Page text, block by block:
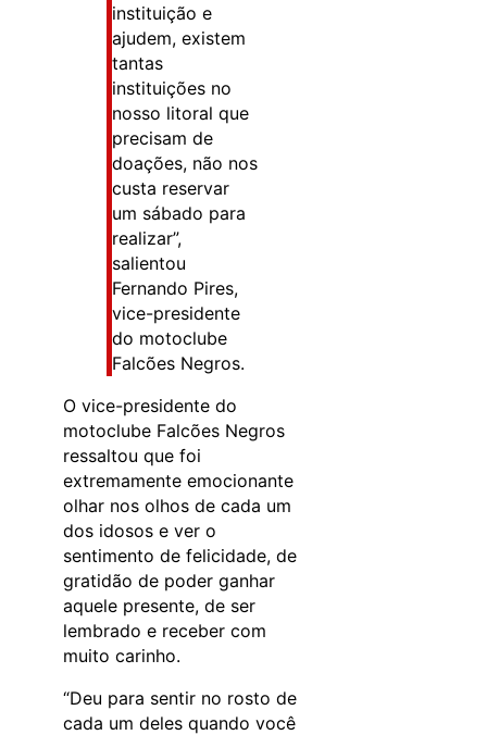
instituição e
ajudem, existem
tantas
instituições no
nosso litoral que
precisam de
doações, não nos
custa reservar
um sábado para
realizar”,
salientou
Fernando Pires,
vice-presidente
do motoclube
Falcões Negros.
O vice-presidente do
motoclube Falcões Negros
ressaltou que foi
extremamente emocionante
olhar nos olhos de cada um
dos idosos e ver o
sentimento de felicidade, de
gratidão de poder ganhar
aquele presente, de ser
lembrado e receber com
muito carinho.
“Deu para sentir no rosto de
cada um deles quando você